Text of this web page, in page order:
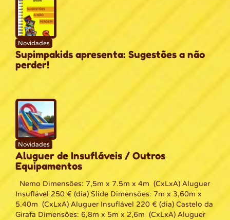
Novidades
Supimpakids apresenta: Sugestões a não
perder!
Novidades
Aluguer de Insufláveis / Outros
Equipamentos
Nemo Dimensões: 7,5m x 7.5m x 4m (CxLxA) Aluguer
Insuflável 250 € (dia) Slide Dimensões: 7m x 3,60m x
5.40m (CxLxA) Aluguer Insuflável 220 € (dia) Castelo da
Girafa Dimensões: 6,8m x 5m x 2,6m (CxLxA) Aluguer